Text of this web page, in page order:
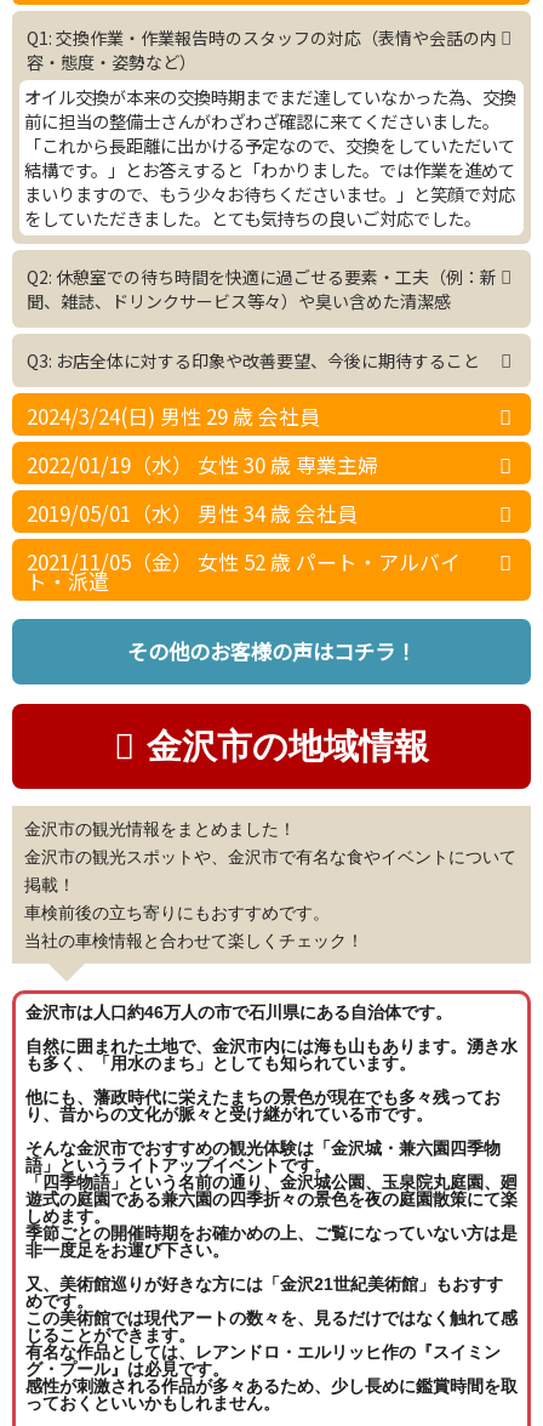
Q1: 交換作業・作業報告時のスタッフの対応（表情や会話の内
容・態度・姿勢など）
オイル交換が本来の交換時期までまだ達していなかった為、交換
前に担当の整備士さんがわざわざ確認に来てくださいました。
「これから長距離に出かける予定なので、交換をしていただいて
結構です。」とお答えすると「わかりました。では作業を進めて
まいりますので、もう少々お待ちくださいませ。」と笑顔で対応
をしていただきました。とても気持ちの良いご対応でした。
Q2: 休憩室での待ち時間を快適に過ごせる要素・工夫（例：新
聞、雑誌、ドリンクサービス等々）や臭い含めた清潔感
Q3: お店全体に対する印象や改善要望、今後に期待すること
2024/3/24(日) 男性 29 歳 会社員
2022/01/19（水） 女性 30 歳 専業主婦
2019/05/01（水） 男性 34 歳 会社員
2021/11/05（金） 女性 52 歳 パート・アルバイ
ト・派遣
その他のお客様の声はコチラ！
金沢市の地域情報
金沢市の観光情報をまとめました！
金沢市の観光スポットや、金沢市で有名な食やイベントについて
掲載！
車検前後の立ち寄りにもおすすめです。
当社の車検情報と合わせて楽しくチェック！
金沢市は人口約46万人の市で石川県にある自治体です。
自然に囲まれた土地で、金沢市内には海も山もあります。湧き水
も多く、「用水のまち」としても知られています。
他にも、藩政時代に栄えたまちの景色が現在でも多々残ってお
り、昔からの文化が脈々と受け継がれている市です。
そんな金沢市でおすすめの観光体験は「金沢城・兼六園四季物
語」というライトアップイベントです。
「四季物語」という名前の通り、金沢城公園、玉泉院丸庭園、廻
遊式の庭園である兼六園の四季折々の景色を夜の庭園散策にて楽
しめます。
季節ごとの開催時期をお確かめの上、ご覧になっていない方は是
非一度足をお運び下さい。
又、美術館巡りが好きな方には「金沢21世紀美術館」もおすす
めです。
この美術館では現代アートの数々を、見るだけではなく触れて感
じることができます。
有名な作品としては、レアンドロ・エルリッヒ作の『スイミン
グ・プール』は必見です。
感性が刺激される作品が多々あるため、少し長めに鑑賞時間を取
っておくといいかもしれません。